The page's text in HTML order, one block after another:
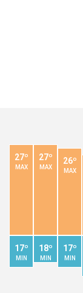
27º
MAX
17º
MIN
27º
MAX
18º
MIN
26º
MAX
17º
MIN